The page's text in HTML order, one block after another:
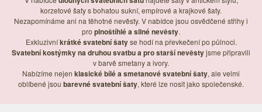
korzetové šaty s bohatou sukní, empírové a krajkové šaty.
Nezapomínáme ani na těhotné nevěsty. V nabídce jsou osvědčené střihy i
pro plnoštíhlé a silné nevěsty.
Exkluzivníkrátké svatební šatyse hodí na převkečení po půlnoci.
Svatební kostýmky na druhou svatbu a pro starší nevěstyjsme připravili
v barvě smetany a ivory.
Nabízíme nejen klasické bílé a smetanové svatební šaty, ale velmi
oblíbené jsou barevné svatební šaty, které lze nosit jako společenské.